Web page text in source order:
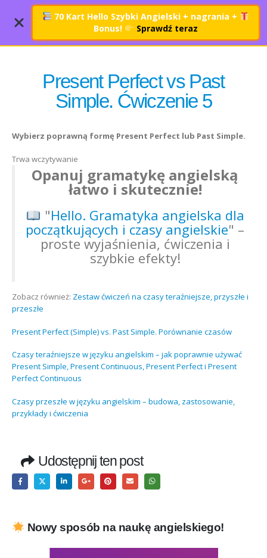
Present Perfect vs Past
Simple. Ćwiczenie 5
Wybierz poprawną formę Present Perfect lub Past Simple.
Trwa wczytywanie
Opanuj gramatykę angielską
łatwo i skutecznie!
"Hello. Gramatyka angielska dla
początkujących i czasy angielskie" –
proste wyjaśnienia, ćwiczenia i
szybkie efekty!
Zobacz również: Zestaw ćwiczeń na czasy teraźniejsze, przyszłe i
przeszłe
Present Perfect (Simple) vs. Past Simple. Porównanie czasów
Czasy teraźniejsze w języku angielskim – jak poprawnie używać
Present Simple, Present Continuous, Present Perfect i Present
Perfect Continuous
Czasy przeszłe w języku angielskim – budowa, zastosowanie,
przykłady i ćwiczenia
Udostępnij ten post
Nowy sposób na naukę angielskiego!
70 Kart Hello Szybki Angielski + nagrania +
Bonus!
Sprawdź teraz